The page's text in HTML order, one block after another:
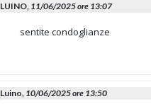
LUINO, 11/06/2025 ore 13:07
sentite condoglianze
Luino, 10/06/2025 ore 13:50